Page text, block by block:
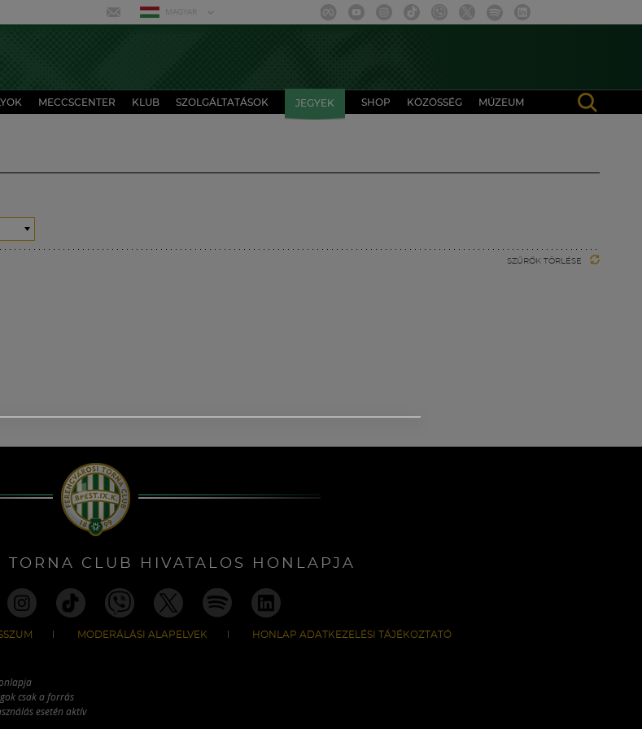
MAGYAR
MECCSCENTER KLUB SZOLGÁLTATÁSOK JEGYEK SHOP KÖZÖSSÉG MÚZEUM
SZŰRŐK TÖRLÉSE
TORNA CLUB HIVATALOS HONLAPJA
MODERÁLÁSI ALAPELVEK HONLAP ADATKEZELÉSI TÁJÉKOZTATÓ
csak a forrás
esetén aktív